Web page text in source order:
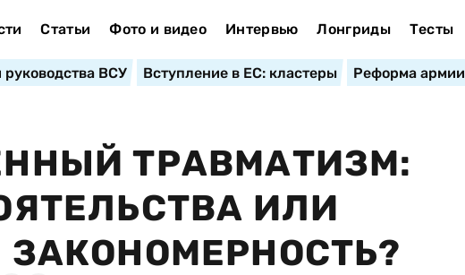
Статьи Фото и видео Интервью Лонгриды Тесты
руководства ВСУ Вступление в ЕС: кластеры Реформа армии
ТРАВМАТИЗМ:
ИЛИ